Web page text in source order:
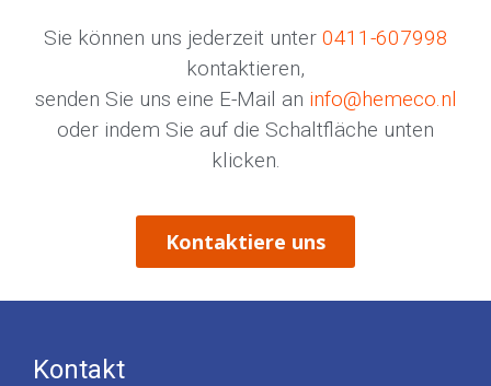
Sie können uns jederzeit unter 0411-607998
kontaktieren,
senden Sie uns eine E-Mail an info@hemeco.nl
oder indem Sie auf die Schaltfläche unten
klicken.
Kontaktiere uns
Kontakt